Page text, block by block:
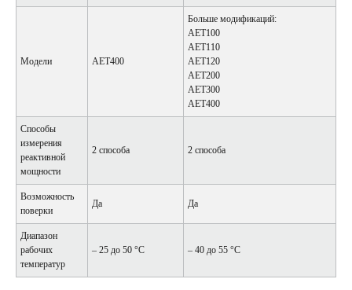
Модели АЕТ400
Больше модификаций:
АЕТ100
АЕТ110
АЕТ120
АЕТ200
АЕТ300
АЕТ400
Способы
измерения
реактивной
мощности
2 способа 2 способа
Возможность
поверки
Да Да
Диапазон
рабочих
температур
– 25 до 50 °С – 40 до 55 °С